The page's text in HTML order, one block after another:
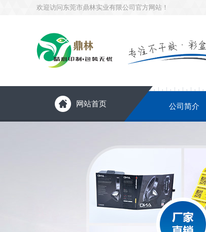
欢迎访问东莞市鼎林实业有限公司官方网站！
网站首页 公司简介